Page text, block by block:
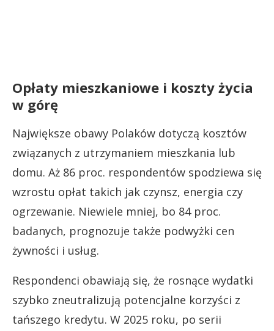
Opłaty mieszkaniowe i koszty życia
w górę
Największe obawy Polaków dotyczą kosztów
związanych z utrzymaniem mieszkania lub
domu. Aż 86 proc. respondentów spodziewa się
wzrostu opłat takich jak czynsz, energia czy
ogrzewanie. Niewiele mniej, bo 84 proc.
badanych, prognozuje także podwyżki cen
żywności i usług.
Respondenci obawiają się, że rosnące wydatki
szybko zneutralizują potencjalne korzyści z
tańszego kredytu. W 2025 roku, po serii